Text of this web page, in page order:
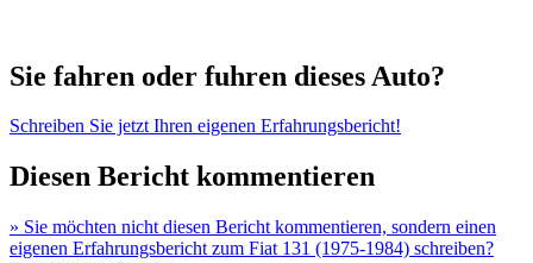
Sie fahren oder fuhren dieses Auto?
Schreiben Sie jetzt Ihren eigenen Erfahrungsbericht!
Diesen Bericht kommentieren
» Sie möchten nicht diesen Bericht kommentieren, sondern einen
eigenen Erfahrungsbericht zum Fiat 131 (1975-1984) schreiben?